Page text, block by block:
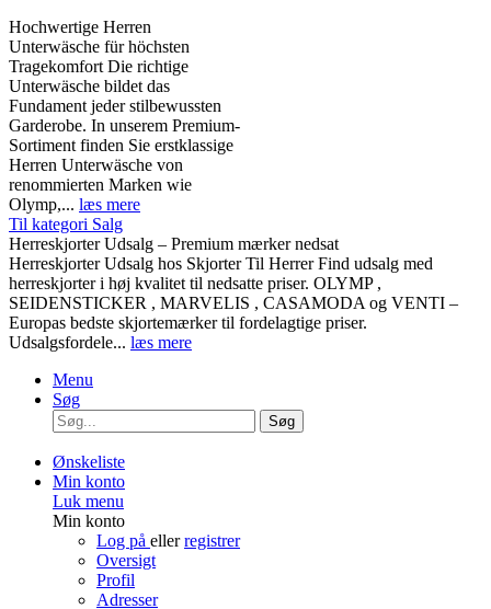
Hochwertige Herren
Unterwäsche für höchsten
Tragekomfort Die richtige
Unterwäsche bildet das
Fundament jeder stilbewussten
Garderobe. In unserem Premium-
Sortiment finden Sie erstklassige
Herren Unterwäsche von
renommierten Marken wie
Olymp,... læs mere
Til kategori Salg
Herreskjorter Udsalg – Premium mærker nedsat
Herreskjorter Udsalg hos Skjorter Til Herrer Find udsalg med
herreskjorter i høj kvalitet til nedsatte priser. OLYMP ,
SEIDENSTICKER , MARVELIS , CASAMODA og VENTI –
Europas bedste skjortemærker til fordelagtige priser.
Udsalgsfordele... læs mere
Menu
Søg
Søg
Ønskeliste
Min konto
Luk menu
Min konto
Log på ellerregistrer
Oversigt
Profil
Adresser